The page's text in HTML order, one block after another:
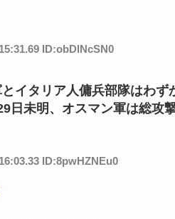
ID:obDlNcSN0
イタリア人傭兵部隊はわ
日未明、オスマン軍は総攻
ID:8pwHZNEu0